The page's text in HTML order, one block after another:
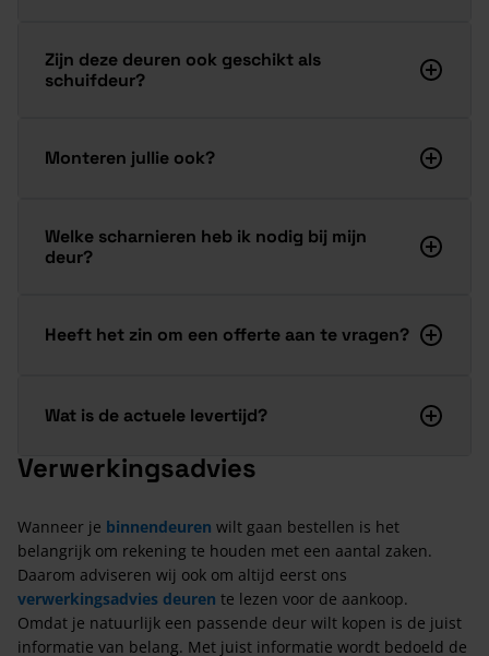
Zijn deze deuren ook geschikt als
schuifdeur?
Monteren jullie ook?
Welke scharnieren heb ik nodig bij mijn
deur?
Heeft het zin om een offerte aan te vragen?
Wat is de actuele levertijd?
Verwerkingsadvies
Wanneer je binnendeuren wilt gaan bestellen is het
belangrijk om rekening te houden met een aantal zaken.
Daarom adviseren wij ook om altijd eerst ons
verwerkingsadvies deuren te lezen voor de aankoop.
Omdat je natuurlijk een passende deur wilt kopen is de juist
informatie van belang. Met juist informatie wordt bedoeld de